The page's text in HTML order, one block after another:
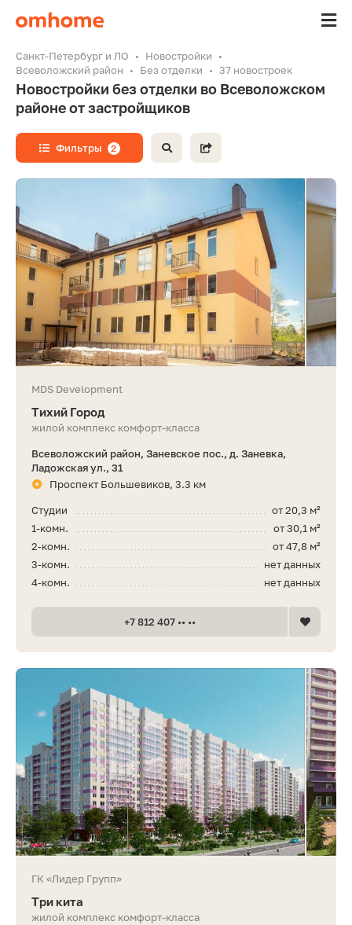
Санкт-Петербург и ЛО
Новостройки
Всеволожский район
Без отделки 37 новостроек
Новостройки без отделки во Всеволожском
районе от застройщиков
Фильтры 2
MDS Development
Тихий Город
жилой комплекс комфорт-класса
Всеволожский район, Заневское пос., д. Заневка,
Ладожская ул., 31
Проспект Большевиков, 3.3 км
от 20,3 м²
Студии
от 30,1 м²
1-комн.
от 47,8 м²
2-комн.
нет данных
3-комн.
нет данных
4-комн.
+7 812 407 •• ••
ГК «Лидер Групп»
Три кита
жилой комплекс комфорт-класса